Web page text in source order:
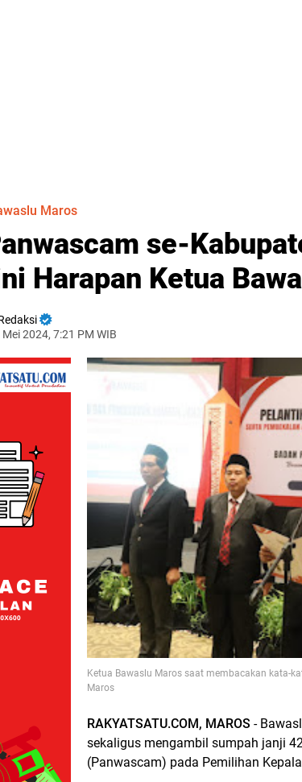
Maros
se-
Harapan Ketua
2024, 7:21 PM WIB
Ketua Bawaslu Maros saat membacakan kata-
Maros
RAKYATSATU.COM, MAROS -
sekaligus mengambil sumpah janji
(Panwascam) pada Pemilihan